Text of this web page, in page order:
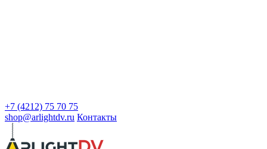
+7 (4212) 75 70 75
shop@arlightdv.ru Контакты